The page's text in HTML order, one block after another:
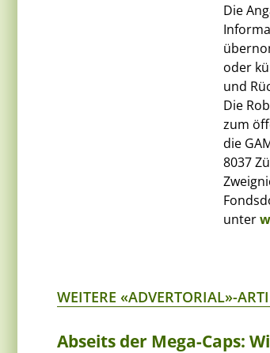
Die
oder
und
Die
zum
die
8037
unter
WEITERE «ADVERTORIAL»-
Abseits der Mega-Caps: